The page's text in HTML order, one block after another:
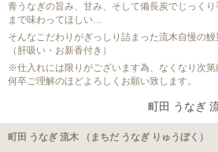
青うなぎの旨み、甘み、そして備長炭でじっく
まで味わってほしい…
そんなこだわりがぎっしり詰まった流木自慢の鰻
（肝吸い・お新香付き）
※仕入れには限りがございます為、なくなり次第
何卒ご理解のほどよろしくお願い致します。
町田 うなぎ
町田 うなぎ 流木 （まちだ うなぎ りゅうぼく）